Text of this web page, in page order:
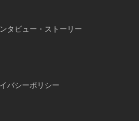
タビュー・ストーリー
バシーポリシー